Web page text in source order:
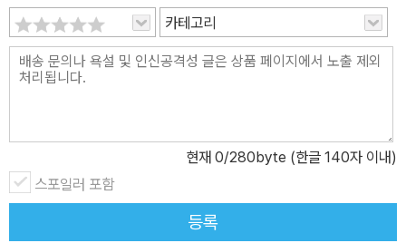
카테고리
현재 0/280byte (한글 140자 이내)
스포일러 포함
등록